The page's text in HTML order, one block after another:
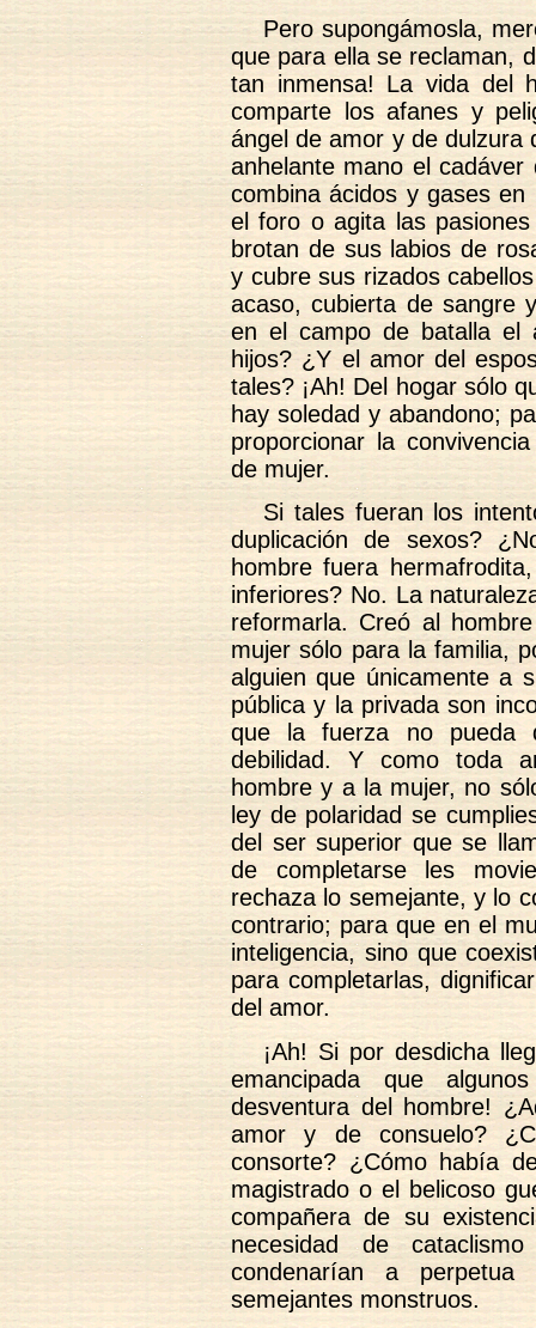
Pero supongámosla,
que para ella se reclaman,
tan inmensa! La vida del
comparte los afanes y
ángel de amor y de dulzura
anhelante mano el
combina ácidos y gases
el foro o agita las
brotan de sus labios de
y cubre sus rizados
acaso, cubierta de sangre
en el campo de batalla el
hijos? ¿Y el amor del
tales? ¡Ah! Del hogar sólo
hay soledad y abandono;
proporcionar la
de mujer.
Si tales fueran los
duplicación de sexos?
hombre fuera
inferiores? No. La
reformarla. Creó al
mujer sólo para la familia,
alguien que únicamente a
pública y la privada son
que la fuerza no pueda
debilidad. Y como toda
hombre y a la mujer, no
ley de polaridad se
del ser superior que se
de completarse les
rechaza lo semejante, y lo
contrario; para que en el
inteligencia, sino que
para completarlas,
del amor.
¡Ah! Si por desdicha
emancipada que
desventura del hombre!
amor y de consuelo?
consorte? ¿Cómo había
magistrado o el belicoso
compañera de su
necesidad de
condenarían a
semejantes monstruos.